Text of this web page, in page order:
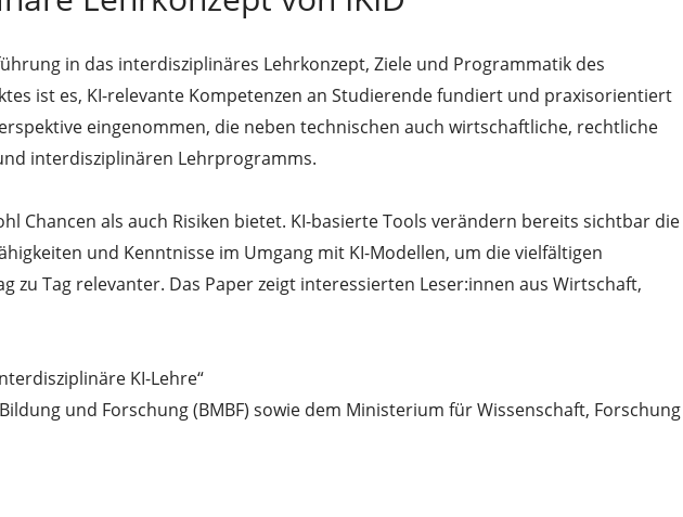
in das interdisziplinäres Lehrkonzept, Ziele und Programmatik des
ist es, KI-relevante Kompetenzen an Studierende fundiert und praxisorientiert
eingenommen, die neben technischen auch wirtschaftliche, rechtliche
interdisziplinären Lehrprogramms.
Chancen als auch Risiken bietet. KI-basierte Tools verändern bereits sichtbar die
und Kenntnisse im Umgang mit KI-Modellen, um die vielfältigen
zu Tag relevanter. Das Paper zeigt interessierten Leser:innen aus Wirtschaft,
KI-Lehre“
und Forschung (BMBF) sowie dem Ministerium für Wissenschaft, Forschung